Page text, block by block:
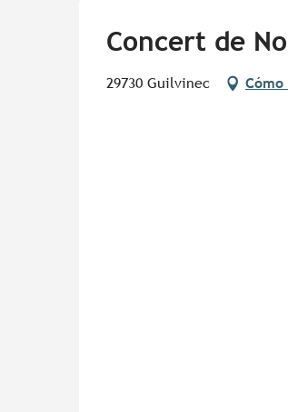
Concert de
29730 Guilvinec